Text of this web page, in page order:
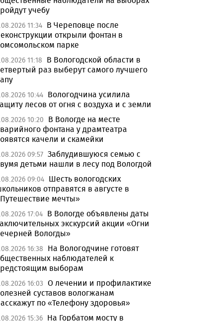
учебу
11:34 В Череповце после
открыли фонтан в
парке
11:18
В Вологодской области в
раз выберут самого лучшего
10:44 Вологодчина усилила
лесов от огня с воздуха и с земли
10:20
В Вологде на месте
фонтана у драмтеатра
качели и скамейки
09:57 Заблудившуюся семью с
детьми нашли в лесу под Вологдой
09:04 Шесть вологодских
отправятся в августе в
мечты»
17:04 В Вологде объявлены даты
экскурсий акции «Огни
Вологды»
16:38
На Вологодчине готовят
наблюдателей к
выборам
16:03 О лечении и профилактике
суставов вологжанам
по «Телефону здоровья»
15:36 На Горбатом мосту в